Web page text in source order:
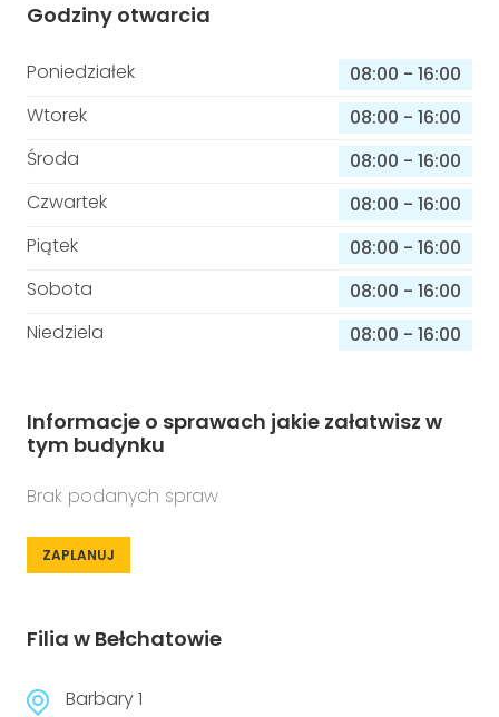
Godziny otwarcia
Poniedziałek 08:00 - 16:00
Wtorek
08:00 - 16:00
Środa
08:00 - 16:00
Czwartek
08:00 - 16:00
Piątek
08:00 - 16:00
Sobota
08:00 - 16:00
Niedziela
08:00 - 16:00
Informacje o sprawach jakie załatwisz w
tym budynku
Brak podanych spraw
ZAPLANUJ
Filia w Bełchatowie
Barbary 1